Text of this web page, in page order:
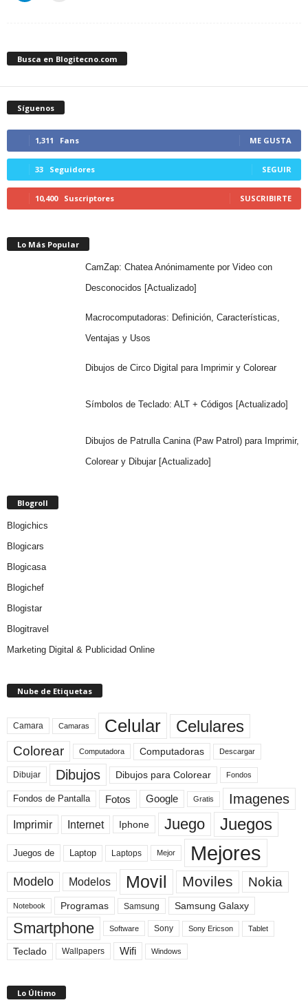
Busca en Blogitecno.com
Síguenos
1,311 Fans ME GUSTA
33 Seguidores SEGUIR
10,400 Suscriptores SUSCRIBIRTE
Lo Más Popular
CamZap: Chatea Anónimamente por Video con
Desconocidos [Actualizado]
Macrocomputadoras: Definición, Características,
Ventajas y Usos
Dibujos de Circo Digital para Imprimir y Colorear
Símbolos de Teclado: ALT + Códigos [Actualizado]
Dibujos de Patrulla Canina (Paw Patrol) para Imprimir,
Colorear y Dibujar [Actualizado]
Blogroll
Blogichics
Blogicars
Blogicasa
Blogichef
Blogistar
Blogitravel
Marketing Digital & Publicidad Online
Nube de Etiquetas
Camara Camaras Celular Celulares
Colorear Computadora Computadoras Descargar
Dibujar Dibujos Dibujos para Colorear Fondos
Fondos de Pantalla Fotos Google Gratis Imagenes
Imprimir Internet Iphone Juego Juegos
Juegos de Laptop Laptops Mejor Mejores
Modelo Modelos Movil Moviles Nokia
Notebook Programas Samsung Samsung Galaxy
Smartphone Software Sony Sony Ericson Tablet
Teclado Wallpapers Wifi Windows
Lo Último